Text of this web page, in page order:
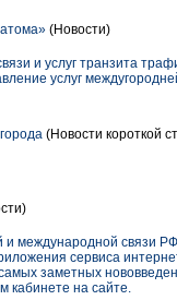
(Новости)
и услуг транзита
услуг
(Новости короткой
международной связи
сервиса
заметных
кабинете на сайте.